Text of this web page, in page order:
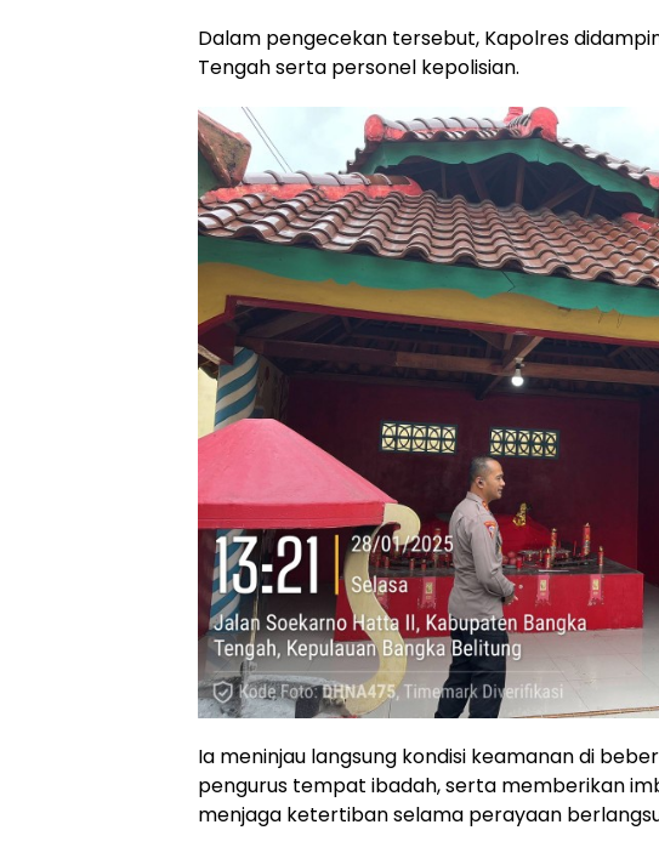
Dalam pengecekan tersebut, Kapolres
Tengah serta personel kepolisian.
Ia meninjau langsung kondisi keamanan di
pengurus tempat ibadah, serta memberikan
menjaga ketertiban selama perayaan